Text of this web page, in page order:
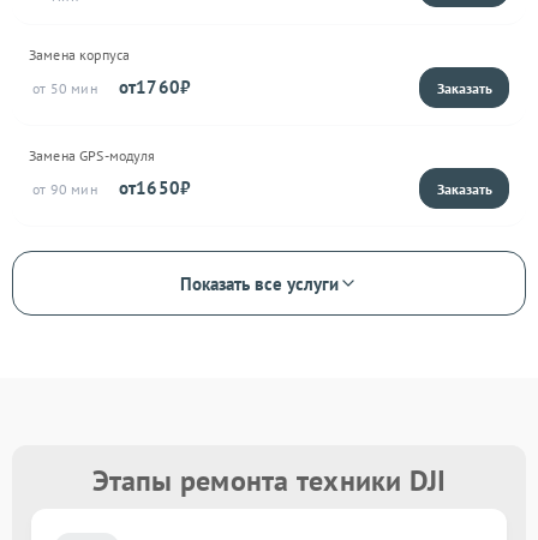
Замена корпуса
50
1760
Замена GPS-модуля
90
1650
Показать все услуги
Этапы ремонта техники DJI